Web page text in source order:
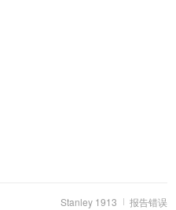
报告错误
Stanley 1913